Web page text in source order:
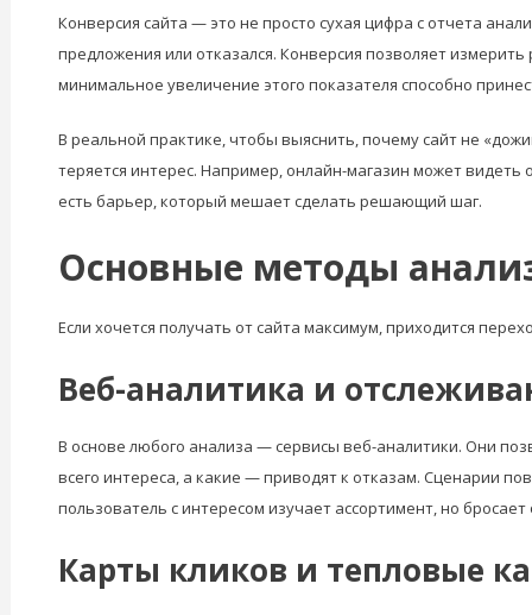
Конверсия сайта — это не просто сухая цифра с отчета
предложения или отказался. Конверсия позволяет
минимальное увеличение этого показателя способно
В реальной практике, чтобы выяснить, почему сайт не
теряется интерес. Например, онлайн-магазин может видеть
есть барьер, который мешает сделать решающий шаг.
Основные методы
Если хочется получать от сайта максимум, приходится
Веб-аналитика и
В основе любого анализа — сервисы веб-аналитики. Они
всего интереса, а какие — приводят к отказам. Сценарии
пользователь с интересом изучает ассортимент, но
Карты кликов и тепловые